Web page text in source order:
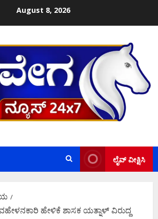
August 8, 2026
ಲೈವ್ ವೀಕ್ಷಿಸಿ
ಹೇಳಿಕೆ ಶಾಸಕ ಯತ್ನಾಳ್‌ ವಿರುದ್ದ